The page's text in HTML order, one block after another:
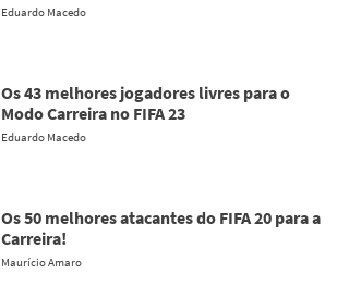
Eduardo Macedo
Os 43 melhores jogadores livres para o
Modo Carreira no FIFA 23
Eduardo Macedo
Os 50 melhores atacantes do FIFA 20 para a
Carreira!
Maurício Amaro